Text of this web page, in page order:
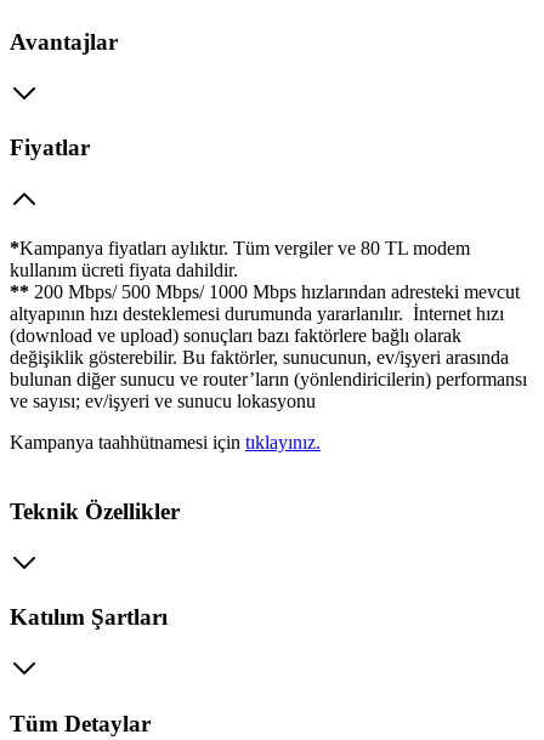
Avantajlar
Fiyatlar
*Kampanya fiyatları aylıktır. Tüm vergiler ve 80 TL modem
kullanım ücreti fiyata dahildir.
** 200 Mbps/ 500 Mbps/ 1000 Mbps hızlarından adresteki mevcut
altyapının hızı desteklemesi durumunda yararlanılır. İnternet hızı
(download ve upload) sonuçları bazı faktörlere bağlı olarak
değişiklik gösterebilir. Bu faktörler, sunucunun, ev/işyeri arasında
bulunan diğer sunucu ve router’ların (yönlendiricilerin) performansı
ve sayısı; ev/işyeri ve sunucu lokasyonu
Kampanya taahhütnamesi için tıklayınız.​
Teknik Özellikler
Katılım Şartları
Tüm Detaylar